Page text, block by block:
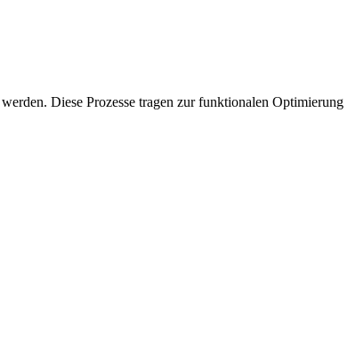
Diese Prozesse tragen zur funktionalen Optimierung